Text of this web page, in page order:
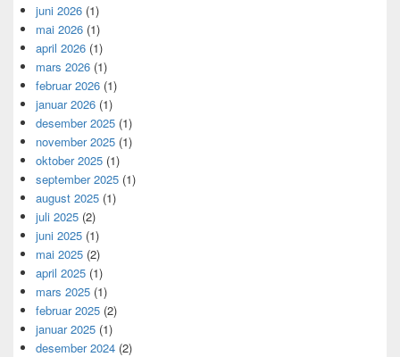
juni 2026 (1)
mai 2026 (1)
april 2026 (1)
mars 2026 (1)
februar 2026 (1)
januar 2026 (1)
desember 2025 (1)
november 2025 (1)
oktober 2025 (1)
september 2025 (1)
august 2025 (1)
juli 2025 (2)
juni 2025 (1)
mai 2025 (2)
april 2025 (1)
mars 2025 (1)
februar 2025 (2)
januar 2025 (1)
desember 2024 (2)